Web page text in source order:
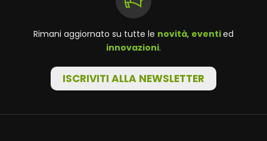
Rimani aggiornato su tutte le novità, eventied
innovazioni.
ISCRIVITI ALLA NEWSLETTER